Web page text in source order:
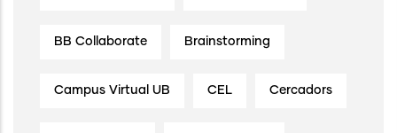
BB Collaborate Brainstorming
Campus Virtual UB CEL Cercadors